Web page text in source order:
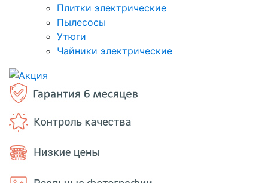
Плитки электрические
Пылесосы
Утюги
Чайники электрические